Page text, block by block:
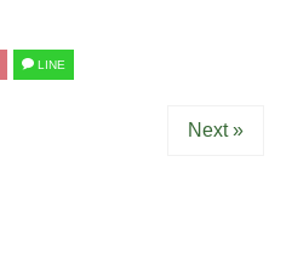
LINE
Next »